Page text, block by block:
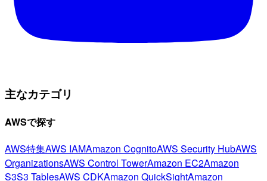
主なカテゴリ
AWSで探す
AWS特集AWS IAMAmazon CognitoAWS Security HubAWS
OrganizationsAWS Control TowerAmazon EC2Amazon
S3S3 TablesAWS CDKAmazon QuickSightAmazon